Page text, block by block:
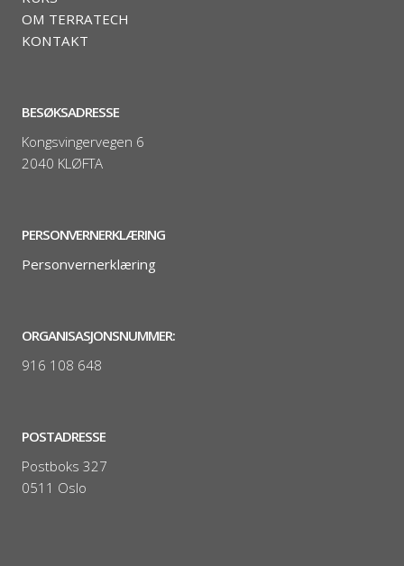
OM TERRATECH
KONTAKT
BESØKSADRESSE
Kongsvingervegen 6
2040 KLØFTA
PERSONVERNERKLÆRING
Personvernerklæring
ORGANISASJONSNUMMER:
916 108 648
POSTADRESSE
Postboks 327
0511 Oslo